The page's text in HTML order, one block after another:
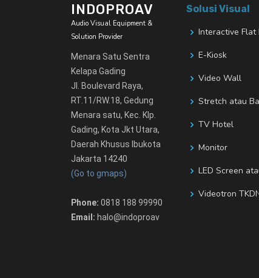
INDOPROAV
Audio Visual Equipment &
Solution Provider
Menara Satu Sentra
Kelapa Gading
Jl. Boulevard Raya,
RT.11/RW.18, Gedung
Menara satu, Kec. Klp.
Gading, Kota Jkt Utara,
Daerah Khusus Ibukota
Jakarta 14240
(Go to gmaps)
Phone: 0818 188 99990
Email: halo@indoproav
Solusi Visual
Interactive Flat
E-Kiosk
Video Wall
Stretch atau
TV Hotel
Monitor
LED Screen
Videotron